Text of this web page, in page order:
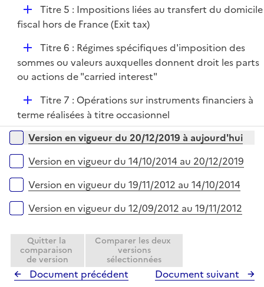
l
r
D
é
i
e
Titre 5 : Impositions liées au transfert du domicile
fiscal hors de France (Exit tax)
D
é
p
e
r
Titre 6 : Régimes spécifiques d'imposition des
sommes ou valeurs auxquelles donnent droit les parts
ou actions de "carried interest"
D
é
p
l
i
e
r
Titre 7 : Opérations sur instruments financiers à
terme réalisées à titre occasionnel
Versions sur la période
Version en vigueur du 20/12/2019 à aujourd'hui
Version en vigueur du 14/10/2014 au 20/12/2019
Version en vigueur du 19/11/2012 au 14/10/2014
Version en vigueur du 12/09/2012 au 19/11/2012
Quitter la
comparaison
de version
Comparer les deux
versions
sélectionnées
Document précédent Document suivant